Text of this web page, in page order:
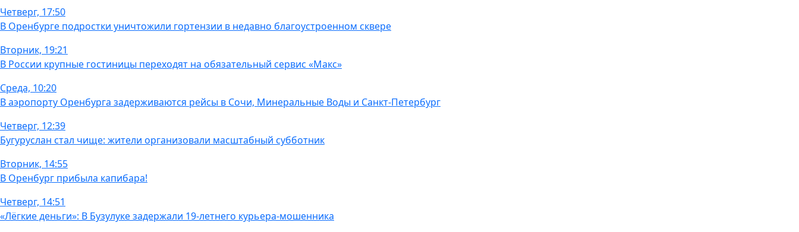
Четверг, 17:50
В Оренбурге подростки уничтожили гортензии в недавно благоустроенном сквере
Вторник, 19:21
В России крупные гостиницы переходят на обязательный сервис «Макс»
Среда, 10:20
В аэропорту Оренбурга задерживаются рейсы в Сочи, Минеральные Воды и Санкт-Петербург
Четверг, 12:39
Бугуруслан стал чище: жители организовали масштабный субботник
Вторник, 14:55
В Оренбург прибыла капибара!
Четверг, 14:51
«Лёгкие деньги»: В Бузулуке задержали 19-летнего курьера-мошенника